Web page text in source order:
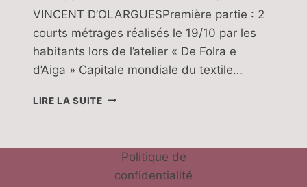
VINCENT D’OLARGUESPremière partie : 2
courts métrages réalisés le 19/10 par les
habitants lors de l’atelier « De Folra e
d’Aiga » Capitale mondiale du textile…
LIRE LA SUITEPROJECTION
Politique de
confidentialité